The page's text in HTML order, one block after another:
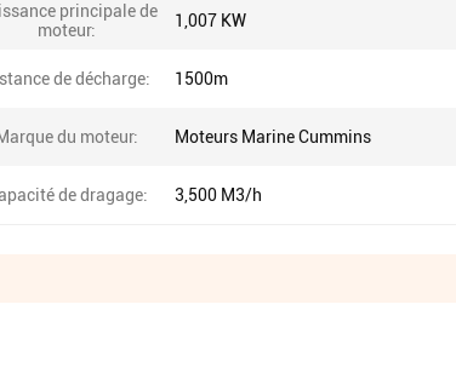
principale de
moteur:
1,007 KW
de décharge: 1500m
du moteur: Moteurs Marine Cummins
de dragage: 3,500 M3/h